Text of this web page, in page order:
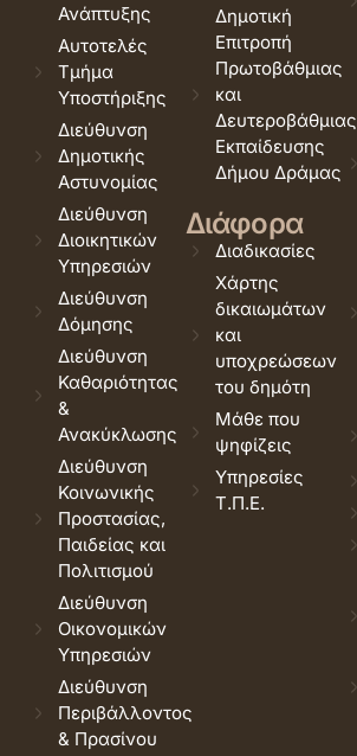
Ανάπτυξης
Αυτοτελές
Τμήμα
Υποστήριξης
Διεύθυνση
Δημοτικής
Αστυνομίας
Διεύθυνση
Διοικητικών
Υπηρεσιών
Διεύθυνση
Δόμησης
Διεύθυνση
Καθαριότητας
&
Ανακύκλωσης
Διεύθυνση
Κοινωνικής
Προστασίας,
Παιδείας και
Πολιτισμού
Διεύθυνση
Οικονομικών
Υπηρεσιών
Διεύθυνση
Περιβάλλοντος
& Πρασίνου
Δημοτική
Επιτροπή
Πρωτοβάθμιας
και
Δευτεροβάθμιας
Εκπαίδευσης
Δήμου Δράμας
Διάφορα
Διαδικασίες
Χάρτης
δικαιωμάτων
και
υποχρεώσεων
του δημότη
Μάθε που
ψηφίζεις
Υπηρεσίες
Τ.Π.Ε.